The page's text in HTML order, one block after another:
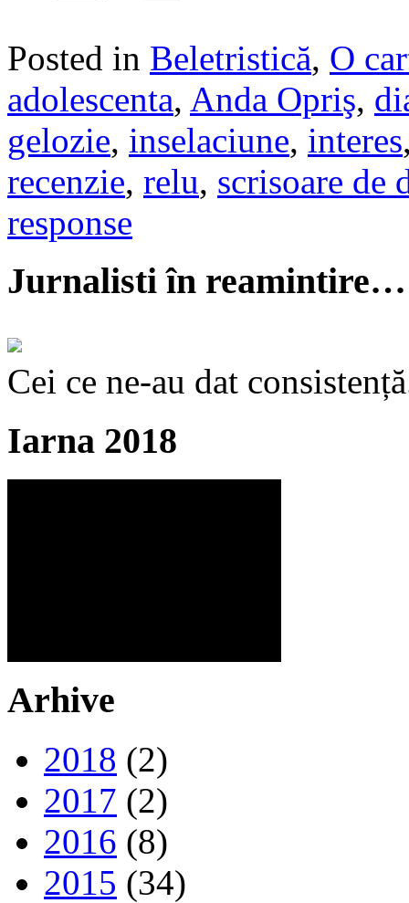
Posted in Beletristică, O
adolescenta, Anda Opriş,
gelozie, inselaciune, interes
recenzie, relu, scrisoare de
response
Jurnalisti în reamintire…
Cei ce ne-au dat
Iarna 2018
Arhive
2018 (2)
2017 (2)
2016 (8)
2015 (34)